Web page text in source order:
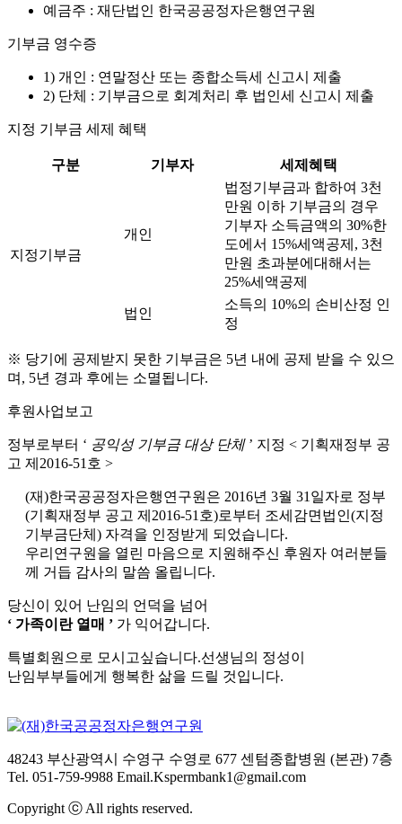
예금주 : 재단법인 한국공공정자은행연구원
기부금 영수증
1) 개인 : 연말정산 또는 종합소득세 신고시 제출
2) 단체 : 기부금으로 회계처리 후 법인세 신고시 제출
지정 기부금 세제 혜택
구분 기부자 세제혜택
지정기부금
개인
법정기부금과 합하여 3천
만원 이하 기부금의 경우
기부자 소득금액의 30%한
도에서 15%세액공제, 3천
만원 초과분에대해서는
25%세액공제
법인
소득의 10%의 손비산정 인
정
※ 당기에 공제받지 못한 기부금은 5년 내에 공제 받을 수 있으
며, 5년 경과 후에는 소멸됩니다.
후원사업보고
정부로부터 ‘ 공익성 기부금 대상 단체’ 지정 < 기획재정부 공
고 제2016-51호 >
(재)한국공공정자은행연구원은 2016년 3월 31일자로 정부
(기획재정부 공고 제2016-51호)로부터 조세감면법인(지정
기부금단체) 자격을 인정받게 되었습니다.
우리연구원을 열린 마음으로 지원해주신 후원자 여러분들
께 거듭 감사의 말씀 올립니다.
당신이 있어 난임의 언덕을 넘어
‘ 가족이란 열매 ’ 가 익어갑니다.
특별회원으로 모시고싶습니다.선생님의 정성이
난임부부들에게 행복한 삶을 드릴 것입니다.
48243 부산광역시 수영구 수영로 677 센텀종합병원 (본관) 7층
Tel. 051-759-9988 Email.Kspermbank1@gmail.com
Copyright ⓒ All rights reserved.